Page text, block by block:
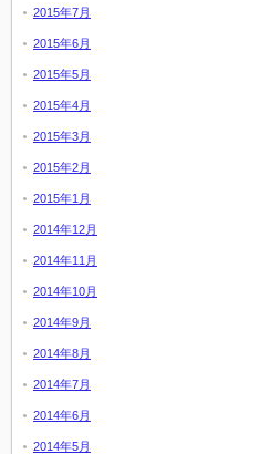
2015年7月
2015年6月
2015年5月
2015年4月
2015年3月
2015年2月
2015年1月
2014年12月
2014年11月
2014年10月
2014年9月
2014年8月
2014年7月
2014年6月
2014年5月